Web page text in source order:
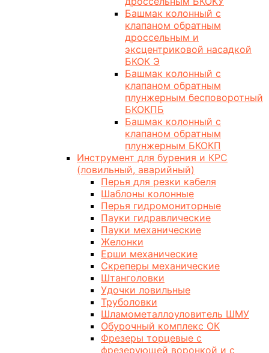
Башмак колонный с
клапаном обратным
дроссельным и
эксцентриковой насадкой
БКОК Э
Башмак колонный с
клапаном обратным
плунжерным бесповоротный
БКОКПБ
Башмак колонный с
клапаном обратным
плунжерным БКОКП
Инструмент для бурения и КРС
(ловильный, аварийный)
Перья для резки кабеля
Шаблоны колонные
Перья гидромониторные
Пауки гидравлические
Пауки механические
Желонки
Ерши механические
Скреперы механические
Штанголовки
Удочки ловильные
Труболовки
Шламометаллоуловитель ШМУ
Обурочный комплекс ОК
Фрезеры торцевые с
фрезерующей воронкой и с